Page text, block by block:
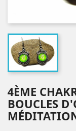
4ÈME
BOUCLES